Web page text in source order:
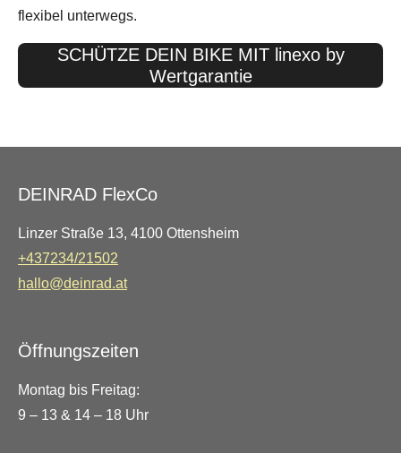
flexibel unterwegs.
SCHÜTZE DEIN BIKE MIT linexo by
Wertgarantie
DEINRAD FlexCo
Linzer Straße 13, 4100 Ottensheim
+437234/21502
hallo@deinrad.at
Öffnungszeiten
Montag bis Freitag:
9 – 13 & 14 – 18 Uhr